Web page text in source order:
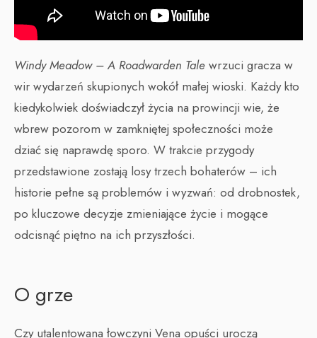
Windy Meadow – A Roadwarden Tale wrzuci gracza w
wir wydarzeń skupionych wokół małej wioski. Każdy kto
kiedykolwiek doświadczył życia na prowincji wie, że
wbrew pozorom w zamkniętej społeczności może
dziać się naprawdę sporo. W trakcie przygody
przedstawione zostają losy trzech bohaterów – ich
historie pełne są problemów i wyzwań: od drobnostek,
po kluczowe decyzje zmieniające życie i mogące
odcisnąć piętno na ich przyszłości.
O grze
Czy utalentowana łowczyni Vena opuści uroczą